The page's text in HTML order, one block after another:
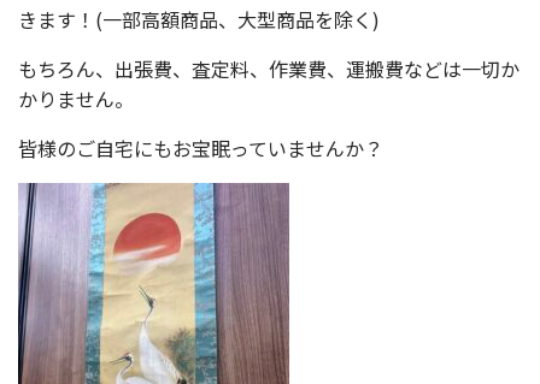
きます！(一部高額商品、大型商品を除く)
もちろん、出張費、査定料、作業費、運搬費などは一切か
かりません。
皆様のご自宅にもお宝眠っていませんか？